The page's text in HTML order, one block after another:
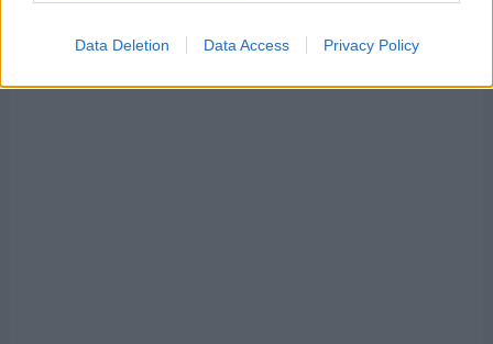
Data Deletion Data Access Privacy Policy